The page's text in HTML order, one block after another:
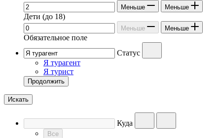
Меньше Меньше
Дети (до 18)
Меньше Меньше
Обязательное поле
Статус
Я турагент
Я турист
Продолжить
Искать
Куда
Все